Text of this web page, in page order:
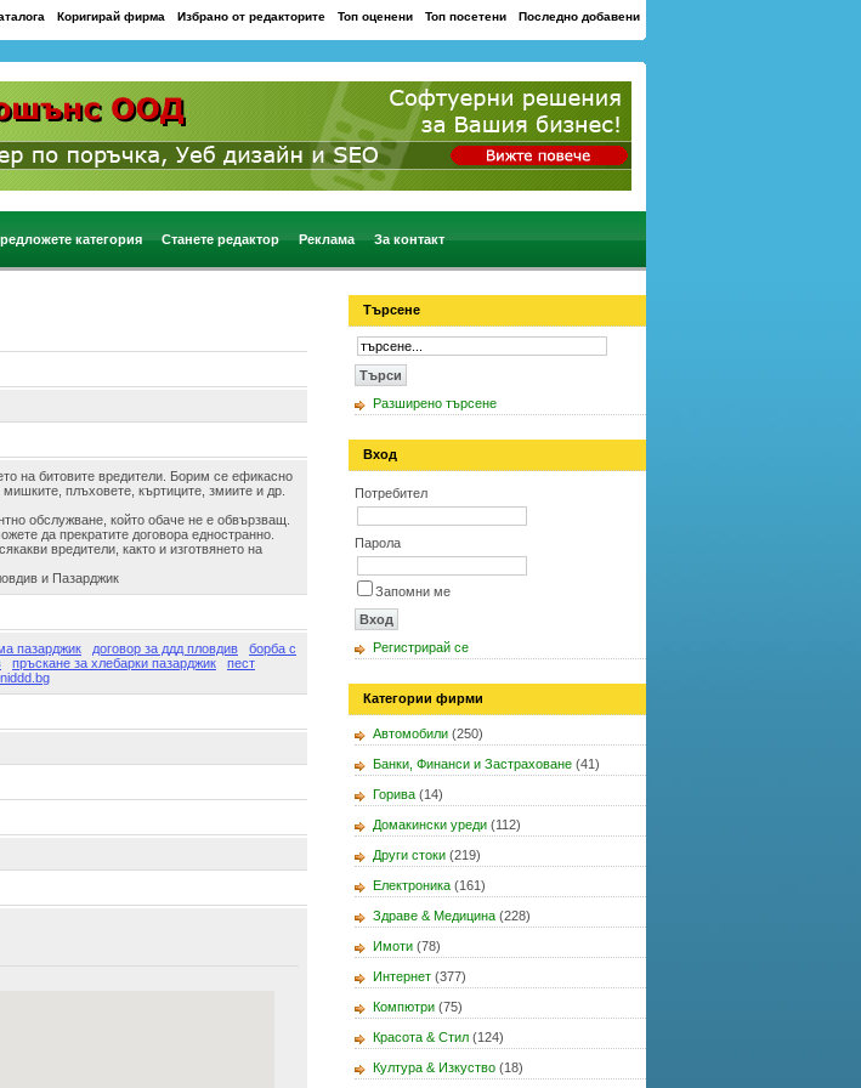
Последно добавени
Топ посетени
Топ оценени
Избрано от редакторите
Коригирай фирма
категория Станете редактор Реклама За контакт
на битовите вредители. Борим се ефикасно
плъховете, къртиците, змиите и др.
обслужване, който обаче не е обвързващ.
да прекратите договора едностранно.
вредители, както и изготвянето на
и Пазарджик
пазарджик договор за ддд пловдив
борба с
пръскане за хлебарки пазарджик
пест
Търсене
Разширено търсене
Вход
Потребител
Парола
Запомни ме
Регистрирай се
Категории фирми
Автомобили (250)
Банки, Финанси и Застраховане (41)
Горива (14)
Домакински уреди (112)
Други стоки (219)
Електроника (161)
Здраве & Медицина (228)
Имоти (78)
Интернет (377)
Компютри (75)
Красота & Стил (124)
Култура & Изкуство (18)